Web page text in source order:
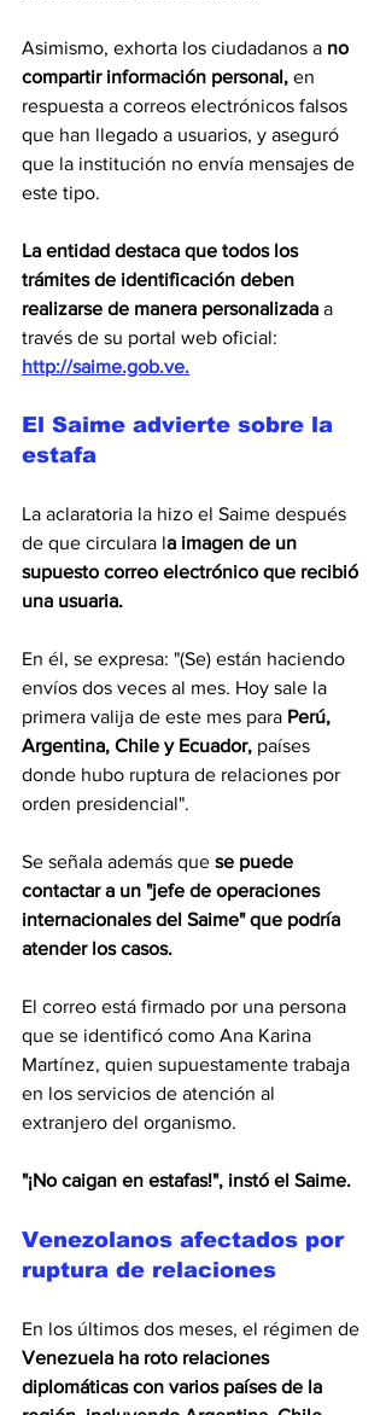
Asimismo, exhorta los ciudadanos a no
compartir información personal, en
respuesta a correos electrónicos falsos
que han llegado a usuarios, y aseguró
que la institución no envía mensajes de
este tipo.
La entidad destaca que todos los
trámites de identificación deben
realizarse de manera personalizada a
través de su portal web oficial:
http://saime.gob.ve.
El Saime advierte sobre la
estafa
La aclaratoria la hizo el Saime después
de que circulara la imagen de un
supuesto correo electrónico que recibió
una usuaria.
En él, se expresa: "(Se) están haciendo
envíos dos veces al mes. Hoy sale la
primera valija de este mes para Perú,
Argentina, Chile y Ecuador, países
donde hubo ruptura de relaciones por
orden presidencial".
Se señala además que se puede
contactar a un "jefe de operaciones
internacionales del Saime" que podría
atender los casos.
El correo está firmado por una persona
que se identificó como Ana Karina
Martínez, quien supuestamente trabaja
en los servicios de atención al
extranjero del organismo.
"¡No caigan en estafas!", instó el Saime.
Venezolanos afectados por
ruptura de relaciones
En los últimos dos meses, el régimen de
Venezuela ha roto relaciones
diplomáticas con varios países de la